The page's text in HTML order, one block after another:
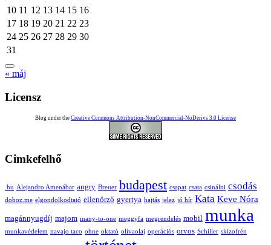
10 11 12 13 14 15 16
17 18 19 20 21 22 23
24 25 26 27 28 29 30
31
« máj
Licensz
Blog under the Creative Commons Attribution-NonCommercial-NoDerivs 3.0 License
Cimkefelhő
.hu Alejandro Amenábar angry Breuer budapest csapat csata csinálni csodás
doboz.me elgondolkodtató ellenőrző gyertya hajtás jelez jó hír Kata Keve Nóra
magánnyugdíj majom many-to-one meggyfa megrendelés mobil munka
munkavédelem navajo taco ohne oktató olívaolaj operációs orvos Schiller skizofrén